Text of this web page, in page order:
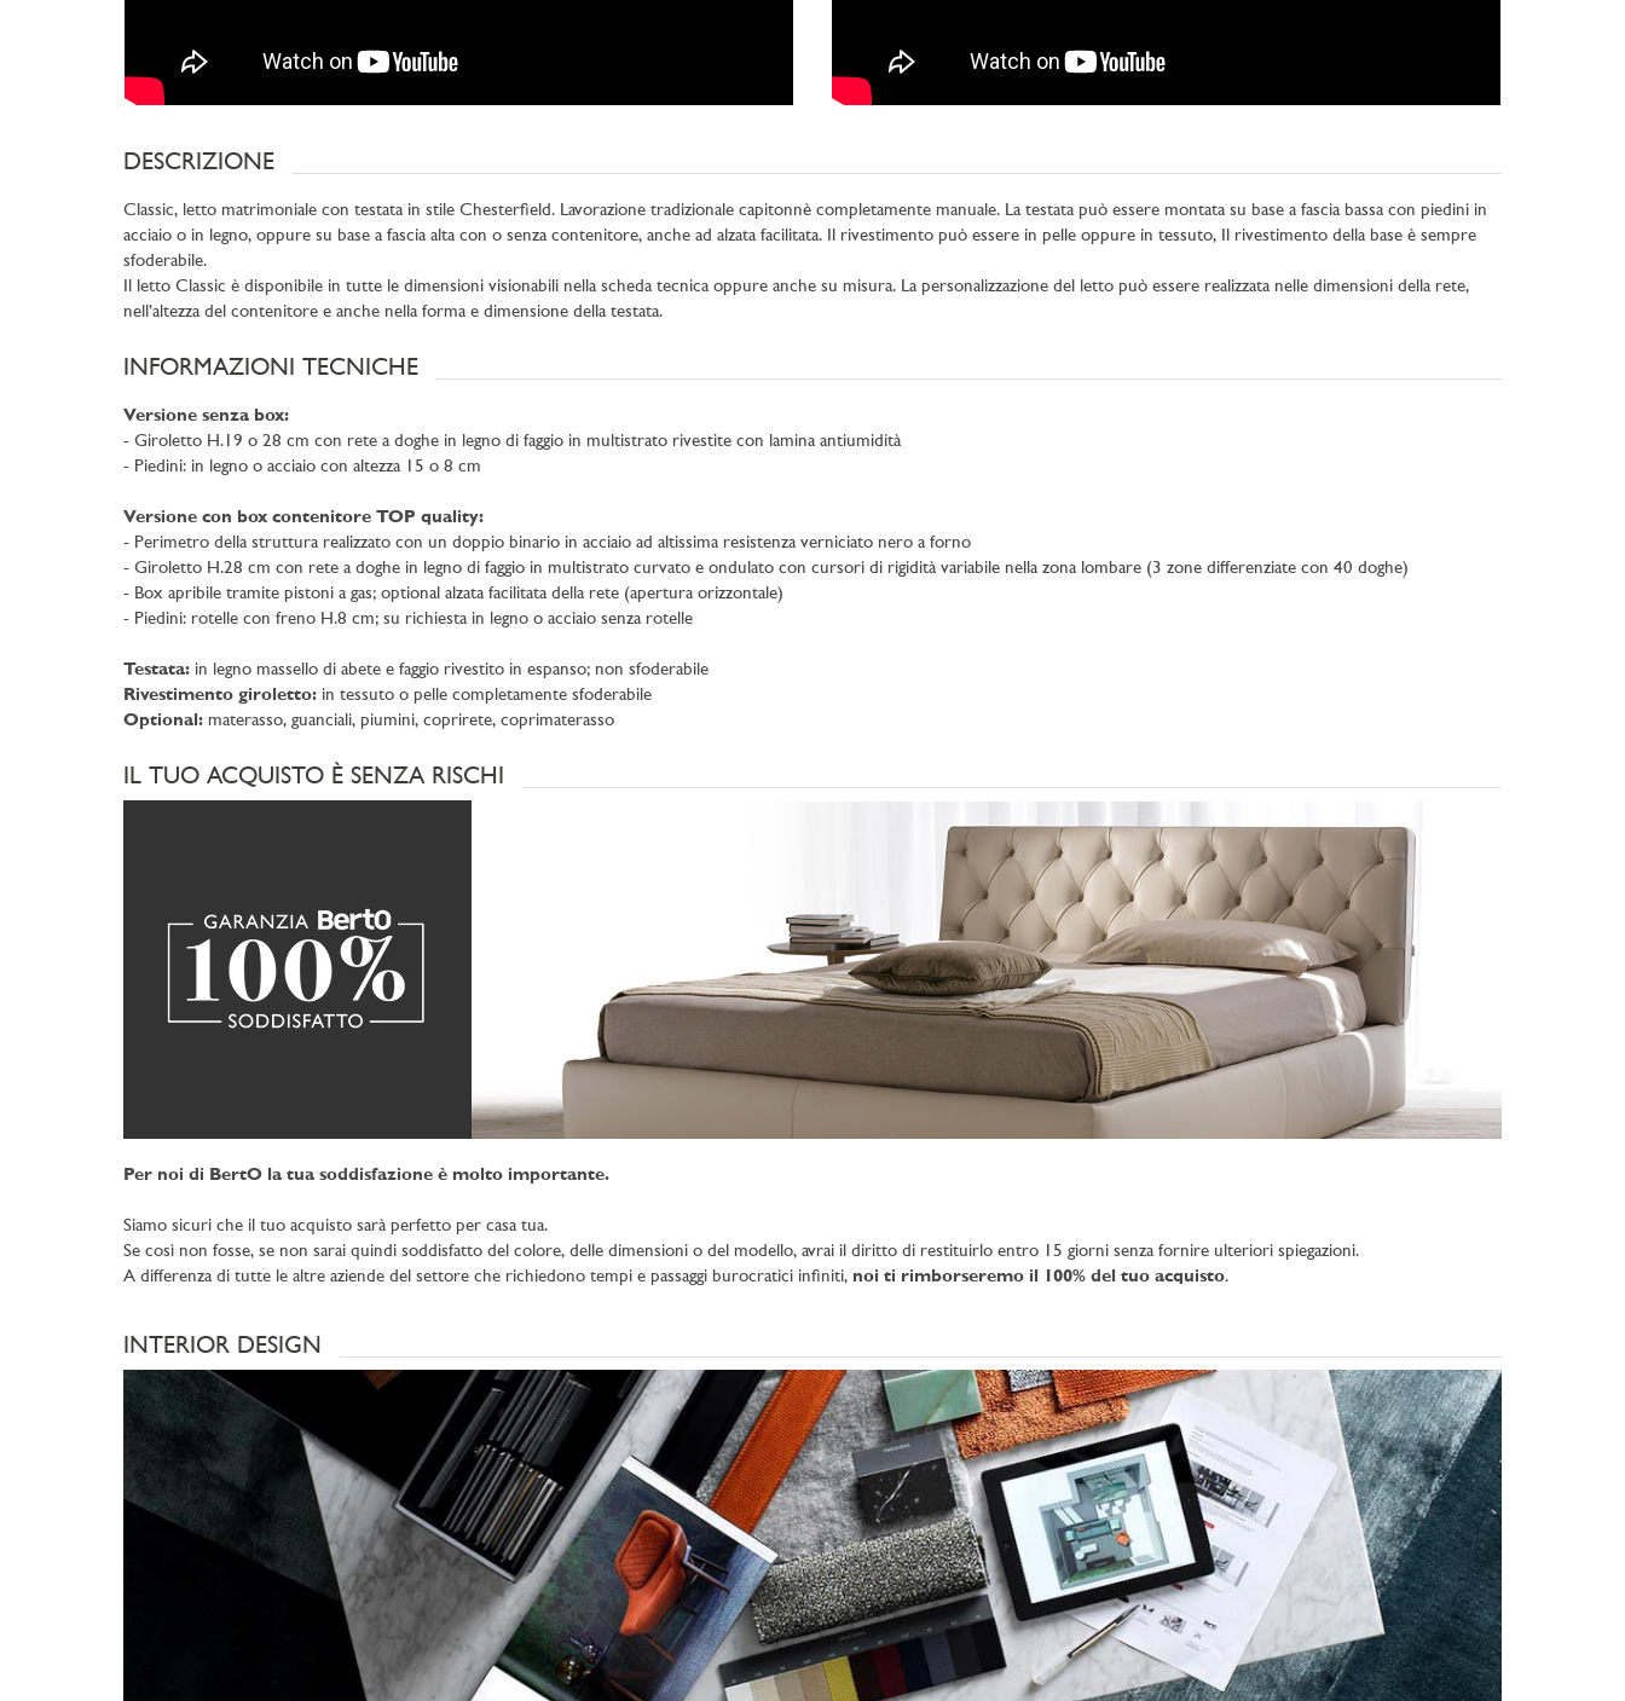
DESCRIZIONE
Classic, letto matrimoniale con testata in stile Chesterfield. Lavorazione tradizionale capitonnè completamente manuale. La testata può essere montata su base a fascia bassa con piedini in
acciaio o in legno, oppure su base a fascia alta con o senza contenitore, anche ad alzata facilitata. Il rivestimento può essere in pelle oppure in tessuto, Il rivestimento della base è sempre
sfoderabile.
Il letto Classic è disponibile in tutte le dimensioni visionabili nella scheda tecnica oppure anche su misura. La personalizzazione del letto può essere realizzata nelle dimensioni della rete,
nell’altezza del contenitore e anche nella forma e dimensione della testata.
INFORMAZIONI TECNICHE
Versione senza box:
- Giroletto H.19 o 28 cm con rete a doghe in legno di faggio in multistrato rivestite con lamina antiumidità
- Piedini: in legno o acciaio con altezza 15 o 8 cm
Versione con box contenitore TOP quality:
- Perimetro della struttura realizzato con un doppio binario in acciaio ad altissima resistenza verniciato nero a forno
- Giroletto H.28 cm con rete a doghe in legno di faggio in multistrato curvato e ondulato con cursori di rigidità variabile nella zona lombare (3 zone differenziate con 40 doghe)
- Box apribile tramite pistoni a gas; optional alzata facilitata della rete (apertura orizzontale)
- Piedini: rotelle con freno H.8 cm; su richiesta in legno o acciaio senza rotelle
Testata: in legno massello di abete e faggio rivestito in espanso; non sfoderabile
Rivestimento giroletto: in tessuto o pelle completamente sfoderabile
Optional: materasso, guanciali, piumini, coprirete, coprimaterasso
IL TUO ACQUISTO È SENZA RISCHI
Per noi di BertO la tua soddisfazione è molto importante.
Siamo sicuri che il tuo acquisto sarà perfetto per casa tua.
Se così non fosse, se non sarai quindi soddisfatto del colore, delle dimensioni o del modello, avrai il diritto di restituirlo entro 15 giorni senza fornire ulteriori spiegazioni.
A differenza di tutte le altre aziende del settore che richiedono tempi e passaggi burocratici infiniti, noi ti rimborseremo il 100% del tuo acquisto.
INTERIOR DESIGN